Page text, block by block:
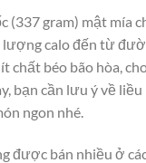
(337 gram) mật mía
lượng calo đến từ
chất béo bão hòa,
bạn cần lưu ý về
ngon nhé.
được bán nhiều ở